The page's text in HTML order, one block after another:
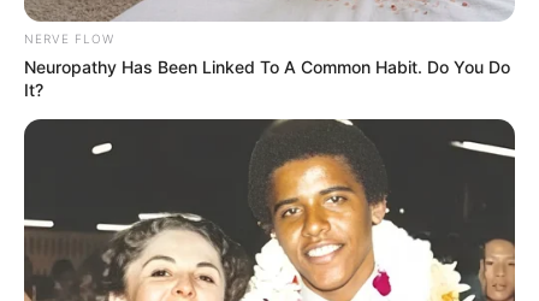
Langka Banget! 10 Pose Lucu
Katak yang Bikin Ketawa
Gemes
NERVE FLOW
Neuropathy Has Been Linked To A Common Habit. Do You Do
It?